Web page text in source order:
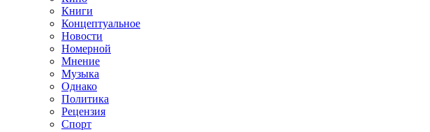
Книги
Концептуальное
Новости
Номерной
Мнение
Музыка
Однако
Политика
Рецензия
Спорт